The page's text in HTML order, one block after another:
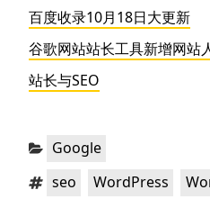
百度收录10月18日大更新
谷歌网站站长工具新增网站
站长与SEO
分
Google
标 seo ，
WordPress ，